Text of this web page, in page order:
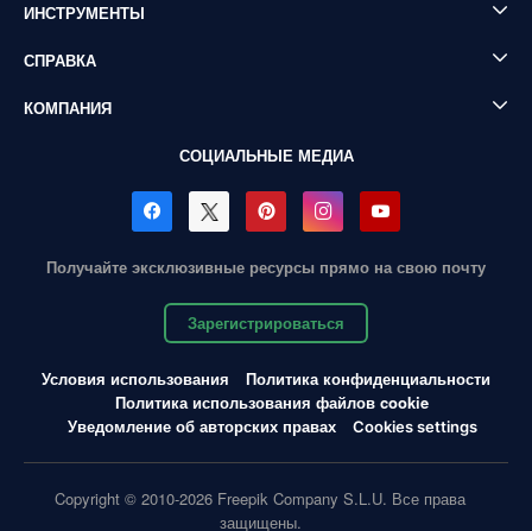
ИНСТРУМЕНТЫ
СПРАВКА
КОМПАНИЯ
СОЦИАЛЬНЫЕ МЕДИА
Получайте эксклюзивные ресурсы прямо на свою почту
Зарегистрироваться
Условия использования
Политика конфиденциальности
Политика использования файлов cookie
Уведомление об авторских правах
Cookies settings
Copyright © 2010-2026 Freepik Company S.L.U. Все права
защищены.